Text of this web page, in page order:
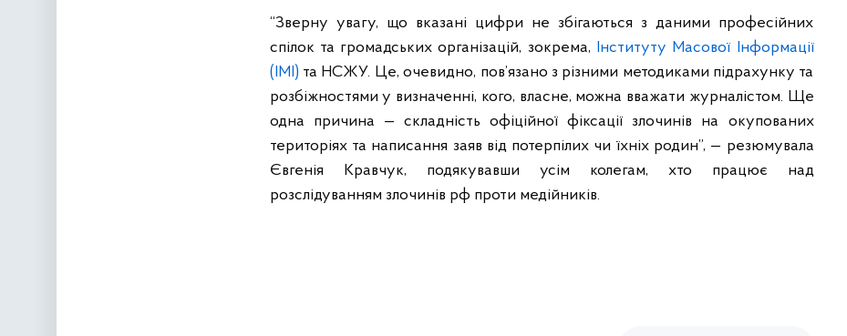
“Зверну увагу, що вказані цифри не збігаються з даними професійних
спілок та громадських організацій, зокрема,
Інституту Масової Інформації
(ІМІ) та НСЖУ. Це, очевидно, пов’язано з різними методиками підрахунку та
розбіжностями у визначенні, кого, власне, можна вважати журналістом. Ще
одна причина — складність офіційної фіксації злочинів на окупованих
територіях та написання заяв від потерпілих чи їхніх родин”, — резюмувала
Євгенія Кравчук, подякувавши усім колегам, хто працює над
розслідуванням злочинів рф проти медійників.